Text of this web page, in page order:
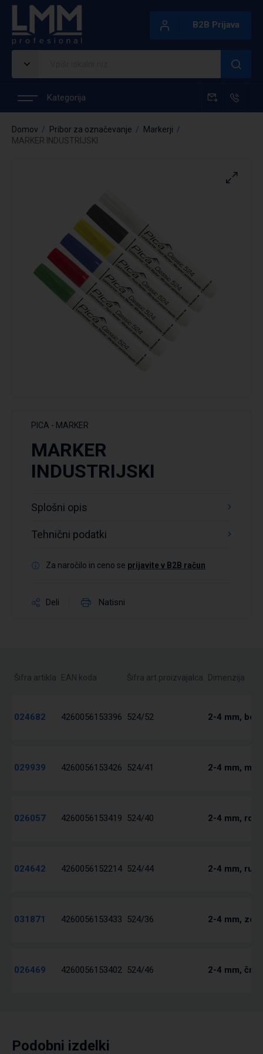
B2B Prijava
Kategorija
Domov Pribor za označevanje
Markerji
MARKER INDUSTRIJSKI
PICA - MARKER
MARKER
INDUSTRIJSKI
Splošni opis
Tehnični podatki
Za naročilo in ceno se prijavite v B2B račun
Deli Natisni
Šifra artikla EAN koda Šifra art.proizvajalca Dimenzija
024682 4260056153396 524/52 2-4 mm, bel.
029939 4260056153426 524/41 2-4 mm,
026057 4260056153419 524/40 2-4 mm,
024642 4260056152214 524/44 2-4 mm,
031871 4260056153433 524/36 2-4 mm,
026469 4260056153402 524/46 2-4 mm, črn.
Podobni izdelki